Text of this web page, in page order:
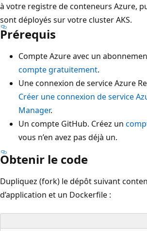
à votre registre de conteneurs Azure,
sont déployés sur votre cluster AKS.
Prérequis
Compte Azure avec un
compte gratuitement.
Une connexion de service Azure
Créer une connexion de service
Manager.
Un compte GitHub. Créez un
vous n’en avez pas déjà un.
Obtenir le code
Dupliquez (fork) le dépôt suivant
d’application et un Dockerfile :